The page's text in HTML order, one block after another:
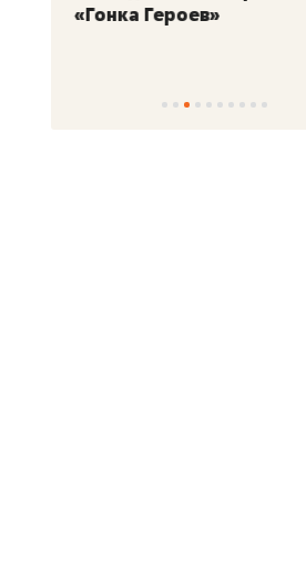
«Гонка Героев»